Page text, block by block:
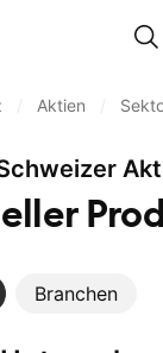
Aktien
Branchen